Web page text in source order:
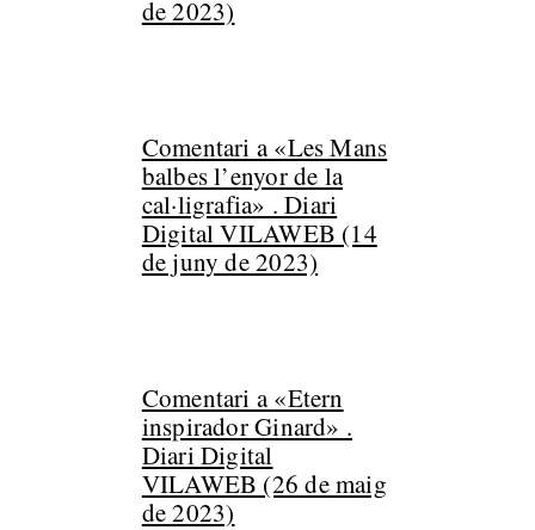
de 2023)
Comentari a «Les Mans
balbes l’enyor de la
cal·ligrafia» . Diari
Digital VILAWEB (14
de juny de 2023)
Comentari a «Etern
inspirador Ginard» .
Diari Digital
VILAWEB (26 de maig
de 2023)